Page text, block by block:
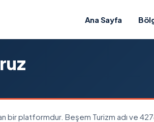
Ana Sayfa
bir platformdur. Beşem Turizm adı ve